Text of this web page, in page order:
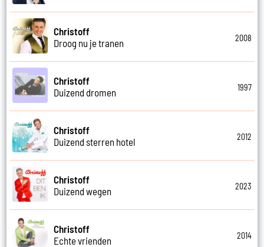
Christoff
Droog nu je tranen
2008
Christoff
Duizend dromen
1997
Christoff
Duizend sterren hotel
2012
Christoff
Duizend wegen
2023
Christoff
Echte vrienden
2014